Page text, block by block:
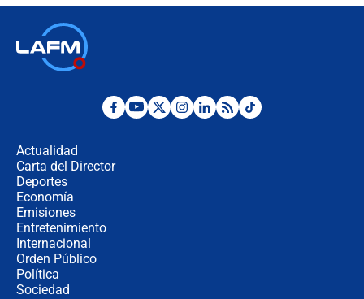
¿Por qué De la Espriella gobernará
Actualidad
Carta del Director
Deportes
Economía
Emisiones
Entretenimiento
Internacional
Orden Público
Política
Sociedad